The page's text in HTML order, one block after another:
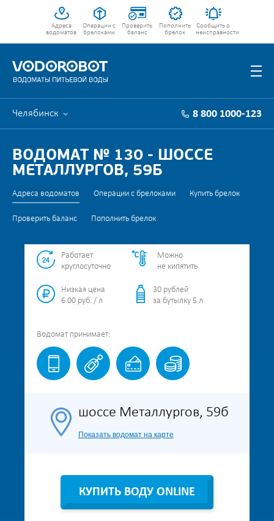
Адреса
водоматов
Операции с
брелоками
Проверить
баланс
Пополнить
брелок
Сообщить о
неисправности
Челябинск 8 800 1000-123
ВОДОМАТ № 130 - ШОССЕ
МЕТАЛЛУРГОВ, 59Б
Адреса водоматов Операции с брелоками Купить брелок
Проверить баланс Пополнить брелок
Работает
круглосуточно
Можно
не кипятить
Низкая цена
6.00 руб. / л
30 рублей
за бутылку 5 л
Водомат принимает:
шоссе Металлургов, 59б
Показать водомат на карте
КУПИТЬ ВОДУ ONLINE